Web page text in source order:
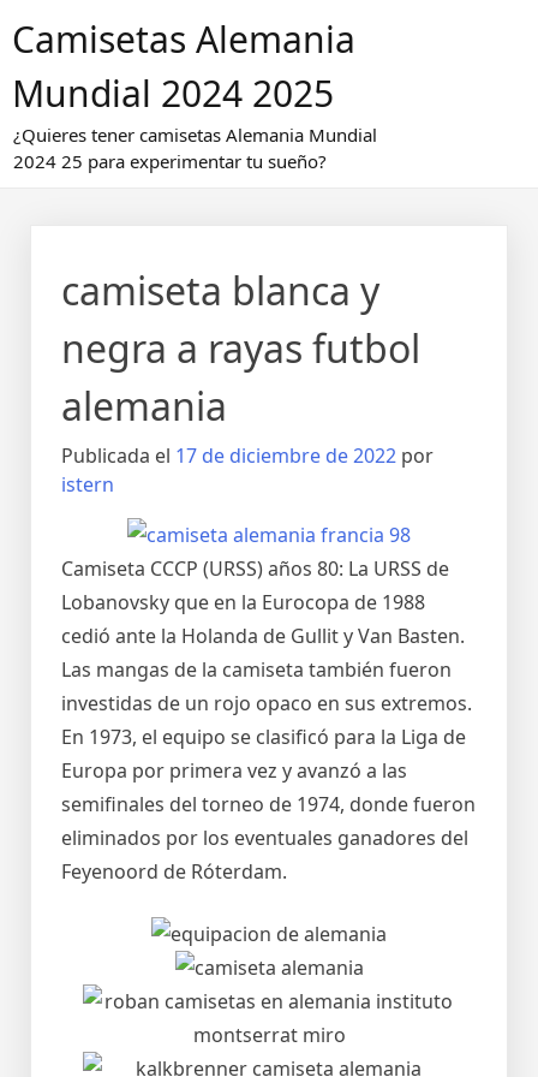
alCamisetas Alemania
Mundial 2024 2025
¿Quieres tener camisetas Alemania Mundial
2024 25 para experimentar tu sueño?
camiseta blanca y
negra a rayas futbol
alemania
Publicada el 17 de diciembre de 2022 por
istern
Camiseta CCCP (URSS) años 80: La URSS de
Lobanovsky que en la Eurocopa de 1988
cedió ante la Holanda de Gullit y Van Basten.
Las mangas de la camiseta también fueron
investidas de un rojo opaco en sus extremos.
En 1973, el equipo se clasificó para la Liga de
Europa por primera vez y avanzó a las
semifinales del torneo de 1974, donde fueron
eliminados por los eventuales ganadores del
Feyenoord de Róterdam.